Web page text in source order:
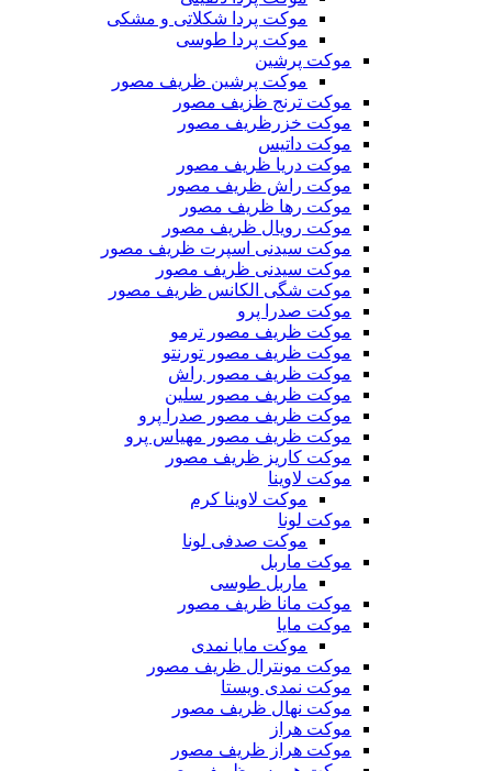
موکت پردا شکلاتی و مشکی
موکت پردا طوسی
موکت پرشین
موکت پرشین ظریف مصور
موکت ترنج ظزیف مصور
موکت خزرظریف مصور
موکت داتیس
موکت دریا ظریف مصور
موکت راش ظریف مصور
موکت رها ظریف مصور
موکت رویال ظریف مصور
موکت سیدنی اسپرت ظریف مصور
موکت سیدنی ظریف مصور
موکت شگی الکانس ظریف مصور
موکت صدرا پرو
موکت ظریف مصور ترمو
موکت ظریف مصور تورنتو
موکت ظریف مصور راش
موکت ظریف مصور سلین
موکت ظریف مصور صدرا پرو
موکت ظریف مصور مهیاس پرو
موکت کاریز ظریف مصور
موکت لاوینا
موکت لاوینا کرم
موکت لونا
موکت صدفی لونا
موکت ماربل
ماربل طوسی
موکت مانا ظریف مصور
موکت مایا
موکت مایا نمدی
موکت مونترال ظریف مصور
موکت نمدی ویستا
موکت نهال ظریف مصور
موکت هراز
موکت هراز ظریف مصور